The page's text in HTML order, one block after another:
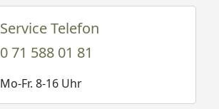
Service Telefon
0 71 588 01 81
Mo-Fr. 8-16 Uhr